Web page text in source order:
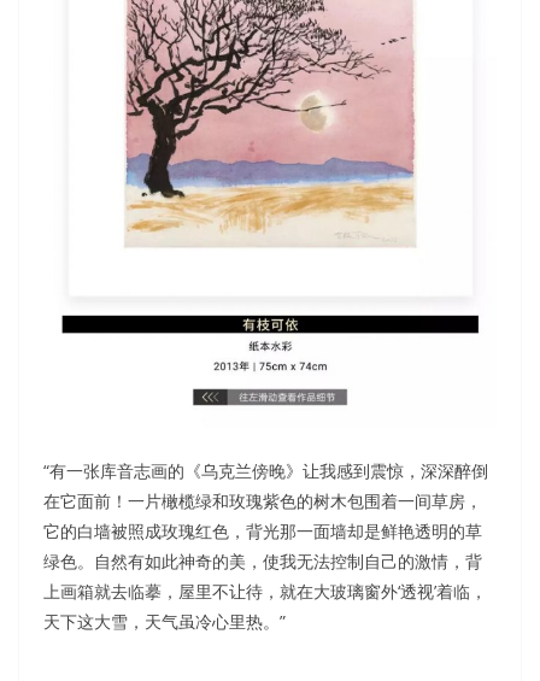
“有一张库音志画的《乌克兰傍晚》让我感到震惊，深深醉倒
在它面前！一片橄榄绿和玫瑰紫色的树木包围着一间草房，
它的白墙被照成玫瑰红色，背光那一面墙却是鲜艳透明的草
绿色。自然有如此神奇的美，使我无法控制自己的激情，背
上画箱就去临摹，屋里不让待，就在大玻璃窗外‘透视’着临，
天下这大雪，天气虽冷心里热。”